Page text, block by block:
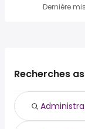
Dernière
Recherches